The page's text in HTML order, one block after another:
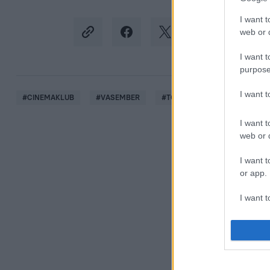
I want
web or
I want
I want
I want
web or
I want
or app.
I want
I want
#CINEMAKLUB #VASEMBER #TONY STARK